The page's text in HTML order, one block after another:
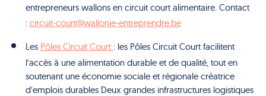
entrepreneurs wallons en circuit court alimentaire. Contact
: circuit-court@wallonie-entreprendre.be
Les Pôles Circuit Court : les Pôles Circuit Court facilitent
l’accès à une alimentation durable et de qualité, tout en
soutenant une économie sociale et régionale créatrice
d’emplois durables Deux grandes infrastructures logistiques